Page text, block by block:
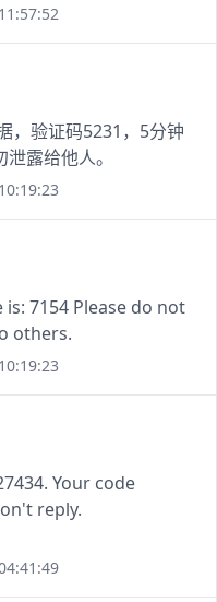
，验证码5231，5分钟
露给他人。
7154 Please do not
others.
Your code
reply.